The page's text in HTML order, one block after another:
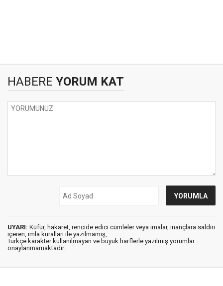
HABERE YORUM KAT
UYARI: Küfür, hakaret, rencide edici cümleler veya imalar, inançlara saldırı
içeren, imla kuralları ile yazılmamış,
Türkçe karakter kullanılmayan ve büyük harflerle yazılmış yorumlar
onaylanmamaktadır.